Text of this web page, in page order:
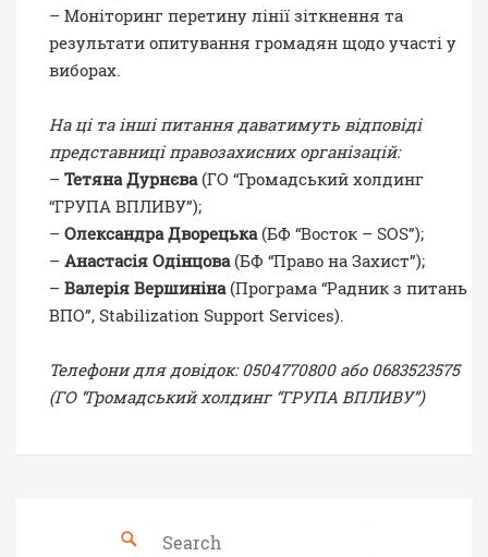
– Моніторинг перетину лінії зіткнення та
результати опитування громадян щодо участі у
виборах.
На ці та інші питання даватимуть відповіді
представниці правозахисних організацій:
– Тетяна Дурнєва(ГО “Громадський холдинг
“ГРУПА ВПЛИВУ”);
– Олександра Дворецька(БФ “Восток – SOS”);
– Анастасія Одінцова(БФ “Право на Захист”);
– Валерія Вершиніна(Програма “Радник з питань
ВПО”, Stabilization Support Services).
Телефони для довідок: 0504770800 або 0683523575
(ГО “Громадський холдинг “ГРУПА ВПЛИВУ”)